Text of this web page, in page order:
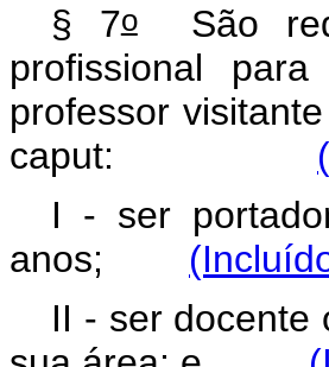
§ 7oSão
profissional
professor
caput:
I - ser
anos;
II - ser docente